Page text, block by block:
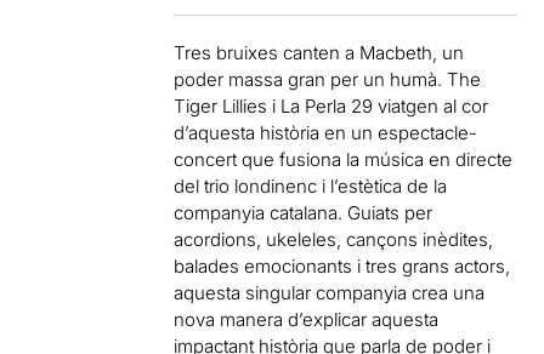
Tres bruixes canten a Macbeth, un
poder massa gran per un humà. The
Tiger Lillies i La Perla 29 viatgen al cor
d’aquesta història en un espectacle-
concert que fusiona la música en directe
del trio londinenc i l’estètica de la
companyia catalana. Guiats per
acordions, ukeleles, cançons inèdites,
balades emocionants i tres grans actors,
aquesta singular companyia crea una
nova manera d’explicar aquesta
impactant història que parla de poder i